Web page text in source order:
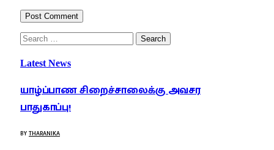
Latest News
யாழ்ப்பாண சிறைச்சாலைக்கு அவசர
பாதுகாப்பு!
BYTHARANIKA